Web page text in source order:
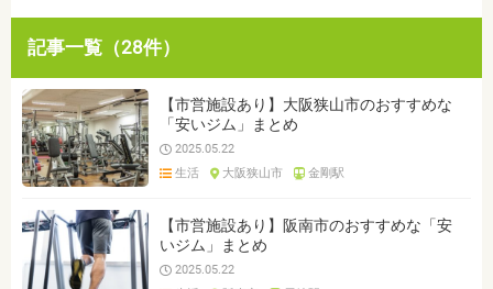
生活
すべて グルメ 美容・健康 歯医者・病院 おでかけ
生活 お役立ち情報
クリア
記事一覧（28件）
【市営施設あり】大阪狭山市のおすすめな
「安いジム」まとめ
2025.05.22
生活
大阪狭山市 金剛駅
【市営施設あり】阪南市のおすすめな「安
いジム」まとめ
2025.05.22